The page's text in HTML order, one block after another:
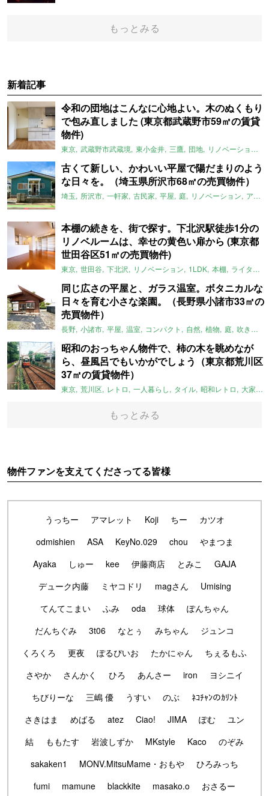
もっとみる
新着記事
令和の団地はこんなに心地よい。木のぬくもり
で包み直しました (東京都武蔵野市59㎡の賃貸
物件)
東京 武蔵野市武蔵境 東小金井 三鷹 団地 リノベーション
古くて新しい、かわいい平屋で陽だまりのよう
な日々を。（埼玉県所沢市68㎡の売買物件）
埼玉 所沢市 一軒家 古民家 平屋 庭 リノベーション アメリカンハウス
本棚の続きを、街で探す。下北沢駅徒歩1分の
リノベルームは、幸せの黄色い扉から (東京都
世田谷区51㎡の売買物件)
東京 世田谷 下北沢 リノベーション 1LDK 本棚 ライター：ほしりょうこ
同じ広さの平屋と、ガラス温室。ボタニカルな
日々を育む小さな楽園。（長野県小諸市33㎡の
売買物件）
長野 小諸市 平屋 温室 コンパクト 自然 植物 庭 吹き抜け
昭和のおっちゃん物件で、柿の木を眺めなが
ら、昼風呂でもいかがでしょう（東京都荒川区
37㎡の賃貸物件）
東京 荒川区 レトロ 一人暮らし タイル 昭和レトロ 大家女子
もっとみる
物件ファンを支えてくださってる皆様
うっちー アマレット Koji ちー
カツオ
odmishien
ASA KeyNo.029 chou
やまつま
Ayaka
しゅー kee 伊藤商店 とみこ
GAJA
デューク内藤
ミヤコドリ magさん
Umising
てんてこまい
ふみ oda 球体
ぽんちゃん
だんちぐみ
3t06 なとぅ みちゃん
ジュンコ
くろくろ
更夜 ぽるぴいお たかにゃん
ちぇるもふ
さやか
さんかく ひろ あんさー iron
ヨシニイ
ちびりーな
三嶋 優 うすい のぶ
ﾈｺﾁｬﾝのｶﾘﾝﾄ
さきはま
めばる atez Ciao! JIMA ぽむ
ユン
結
ももたす 岩波しずか MKstyle Kaco
のぞみ
sakaken1
MONV.MitsuMame・おもや
ひろみっち
fumi
mamune blackkite masako.o
おさるー